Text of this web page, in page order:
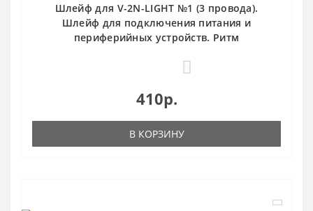
Шлейф для V-2N-LIGHT №1 (3 провода).
Шлейф для подключения питания и
периферийных устройств. Ритм
410р.
В КОРЗИНУ